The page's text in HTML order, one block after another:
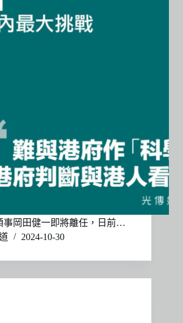
事岡田健一即將離任，日前…
2024-10-30